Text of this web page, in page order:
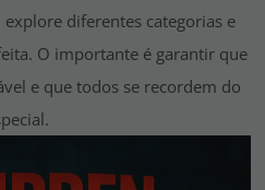
explore diferentes categorias e
O importante é garantir que
e que todos se recordem do